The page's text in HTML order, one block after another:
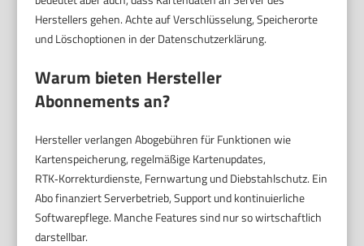
Herstellers gehen. Achte auf Verschlüsselung, Speicherorte
und Löschoptionen in der Datenschutzerklärung.
Warum bieten Hersteller
Abonnements an?
Hersteller verlangen Abogebühren für Funktionen wie
Kartenspeicherung, regelmäßige Kartenupdates,
RTK‑Korrekturdienste, Fernwartung und Diebstahlschutz. Ein
Abo finanziert Serverbetrieb, Support und kontinuierliche
Softwarepflege. Manche Features sind nur so wirtschaftlich
darstellbar.